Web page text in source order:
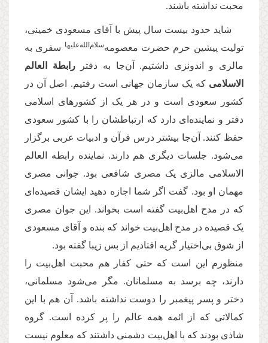
محبت نداشته باشند.
شاید حدود بیست سال پیش با آقای مسعودی خمینی،
تولیت پیشین حرم حضرت معصومه‌سلام‌الله‌علیها سفری به
مالزی و اندونزی داشتیم. آن‌جا به دفتررابطة العالم
الاسلامی که یک سازمان جهانی است رفتیم. اصل آن در
کشور سعودی است و در هر یک از کشورهای اسلامی
دفتر و نماینده‌ای دارد که ارتباطشان را با کشور سعودی
حفظ کنند. آن‌جا بیشتر درس قرآن و ادبیات عربی برگزار
می‌شود. جلسات دیگری هم دارند. نماینده رابطه العالم
الاسلامی مالزی یک مصری شافعی بود. جوانی مصری
مهمان او بود. گفت اگر شما اجازه دهید ایشان قصیده‌‌ای
که در مدح اهل‌بیت گفته است بخواند. این جوان مصری
یک قصیده در مدح اهل‌بیت خواند که بنده و آقای مسعودی
از شوق بی‌اختیار گریه افتادیم از بس زیبا گفته بود.
منظورم این است که حتی کفار هم محبت اهل‌بیت را
دارند، چه برسد به مسلمانان. مگر می‌‌شود مسلمانی،
دختر و پسر پیغمبر را دوست نداشته باشد. آن هم با این
کمالاتی که از ائمه همه عالم را پر کرده است. گروه
شاذی بودند که با اهل‌بیت دشمنی داشتند که معلوم نیست